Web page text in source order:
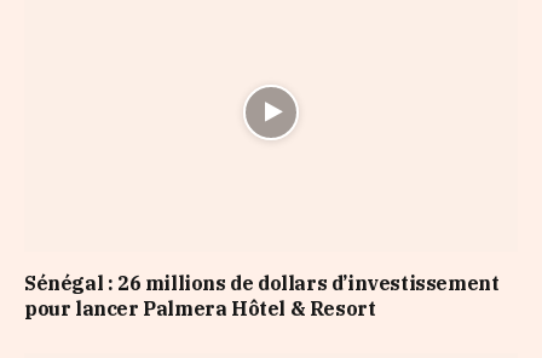
Sénégal : 26 millions de dollars d’investissement
pour lancer Palmera Hôtel & Resort